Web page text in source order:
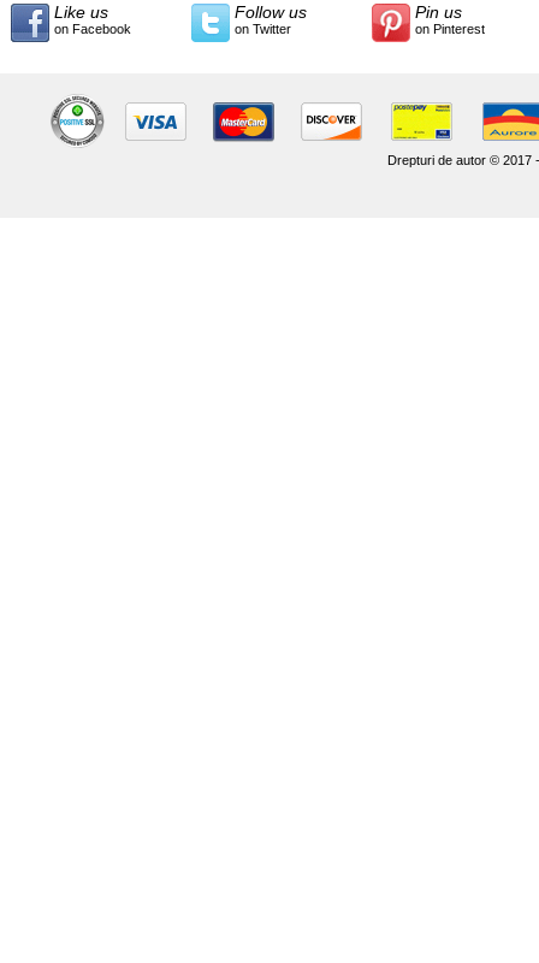
Like us
on Facebook
Follow us
on Twitter
Pin us
on Pinterest
Drepturi de autor © 2017